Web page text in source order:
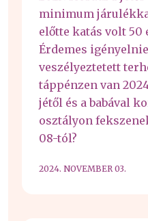
minimum
előtte katás volt 50
Érdemes
veszélyeztetett
táppénzen van
jétől és a babával
osztályon
08-tól?
2024. NOVEMBER 03.